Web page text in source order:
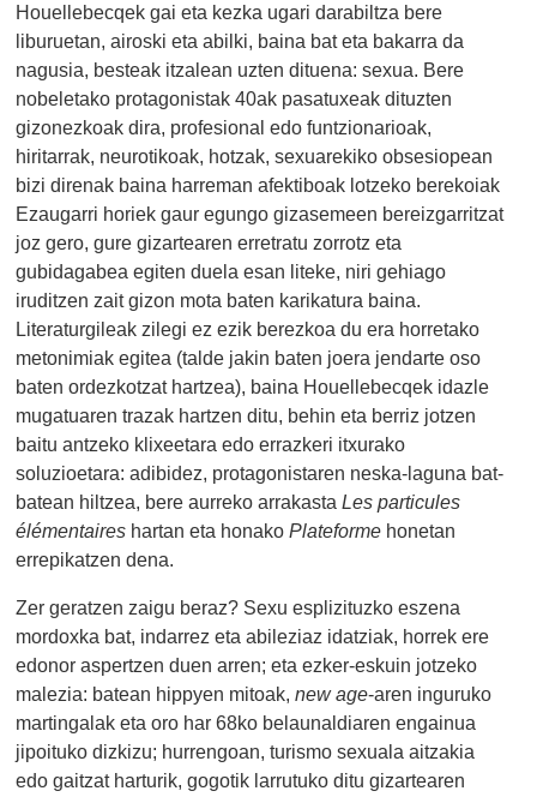
Houellebecqek gai eta kezka ugari darabiltza bere
liburuetan, airoski eta abilki, baina bat eta bakarra da
nagusia, besteak itzalean uzten dituena: sexua. Bere
nobeletako protagonistak 40ak pasatuxeak dituzten
gizonezkoak dira, profesional edo funtzionarioak,
hiritarrak, neurotikoak, hotzak, sexuarekiko obsesiopean
bizi direnak baina harreman afektiboak lotzeko berekoiak
Ezaugarri horiek gaur egungo gizasemeen bereizgarritzat
joz gero, gure gizartearen erretratu zorrotz eta
gubidagabea egiten duela esan liteke, niri gehiago
iruditzen zait gizon mota baten karikatura baina.
Literaturgileak zilegi ez ezik berezkoa du era horretako
metonimiak egitea (talde jakin baten joera jendarte oso
baten ordezkotzat hartzea), baina Houellebecqek idazle
mugatuaren trazak hartzen ditu, behin eta berriz jotzen
baitu antzeko klixeetara edo errazkeri itxurako
soluzioetara: adibidez, protagonistaren neska-laguna bat-
batean hiltzea, bere aurreko arrakastaLes particules
élémentaires hartan eta honakoPlateforme honetan
errepikatzen dena.
Zer geratzen zaigu beraz? Sexu esplizituzko eszena
mordoxka bat, indarrez eta abileziaz idatziak, horrek ere
edonor aspertzen duen arren; eta ezker-eskuin jotzeko
malezia: batean hippyen mitoak,new age-aren inguruko
martingalak eta oro har 68ko belaunaldiaren engainua
jipoituko dizkizu; hurrengoan, turismo sexuala aitzakia
edo gaitzat harturik, gogotik larrutuko ditu gizartearen